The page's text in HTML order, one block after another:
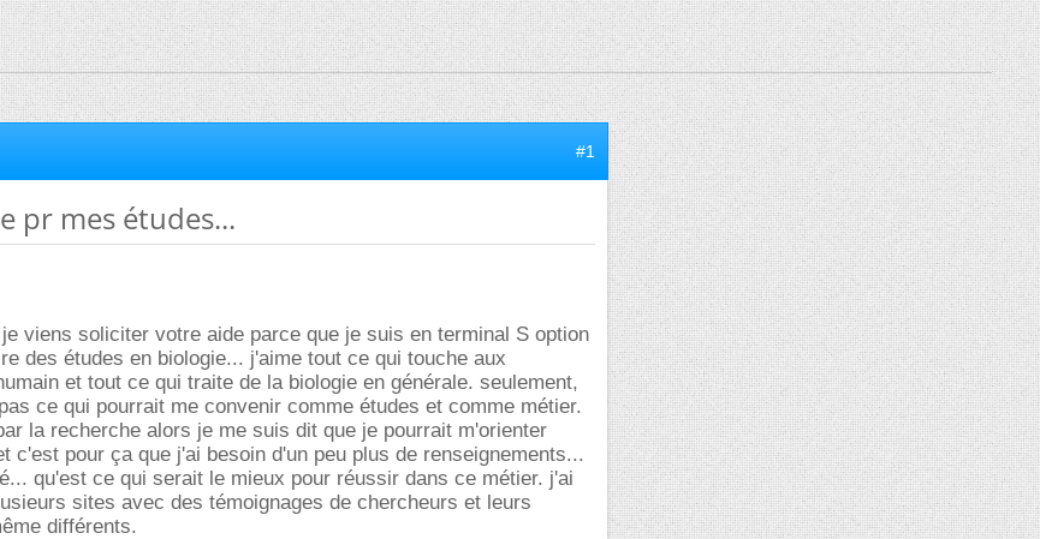
#1
pr mes études...
viens soliciter votre aide parce que je suis en terminal S option
des études en biologie... j'aime tout ce qui touche aux
et tout ce qui traite de la biologie en générale. seulement,
ce qui pourrait me convenir comme études et comme métier.
la recherche alors je me suis dit que je pourrait m'orienter
c'est pour ça que j'ai besoin d'un peu plus de renseignements...
qu'est ce qui serait le mieux pour réussir dans ce métier. j'ai
sites avec des témoignages de chercheurs et leurs
différents.